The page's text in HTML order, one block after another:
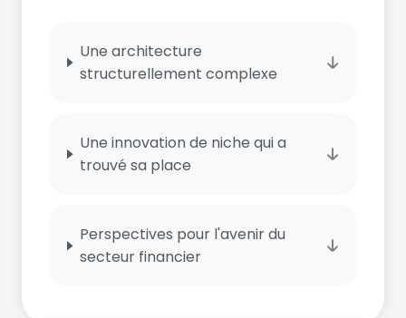
Une architecture
structurellement complexe
Une innovation de niche qui a
trouvé sa place
Perspectives pour l'avenir du
secteur financier